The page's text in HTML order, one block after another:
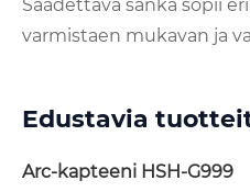
Säädettävä sanka sopii
varmistaen mukavan ja
Edustavia
Arc-kapteeni HSH-G999